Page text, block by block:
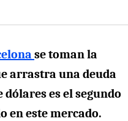
se toman la
arrastra una deuda
dólares es el segundo
en este mercado.